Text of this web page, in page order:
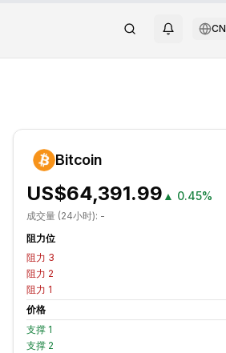
CN
Bitcoin
US$64,391.99 ▲ 0.45%
成交量 (24小时): -
阻力位
阻力 3
阻力 2
阻力 1
价格
支撑 1
支撑 2